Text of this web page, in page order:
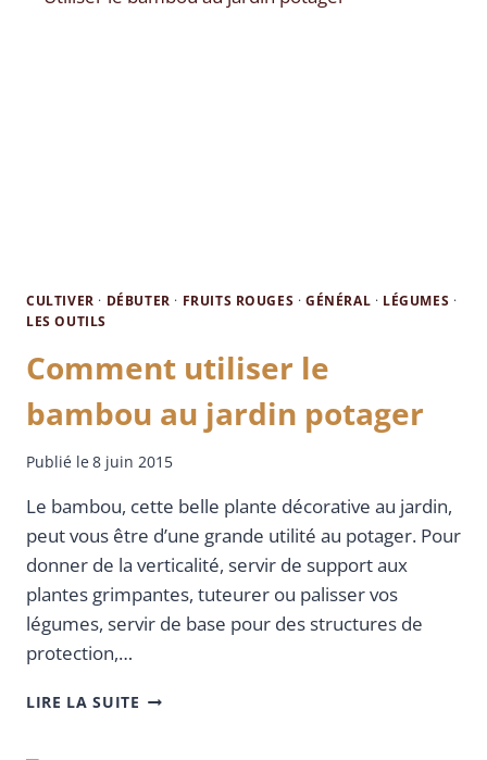
CULTIVER · DÉBUTER · FRUITS ROUGES ·GÉNÉRAL · LÉGUMES ·
LES OUTILS
Comment utiliser le
bambou au jardin potager
Publié le8 juin 2015
Le bambou, cette belle plante décorative au jardin,
peut vous être d’une grande utilité au potager. Pour
donner de la verticalité, servir de support aux
plantes grimpantes, tuteurer ou palisser vos
légumes, servir de base pour des structures de
protection,…
LIRE LA SUITE